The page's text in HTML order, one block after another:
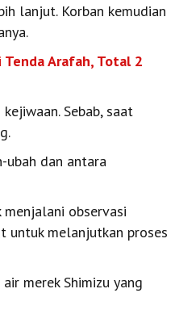
lanjut. Korban kemudian
Arafah, Total 2
Sebab, saat
ubah dan antara
menjalani observasi
untuk melanjutkan proses
merek Shimizu yang